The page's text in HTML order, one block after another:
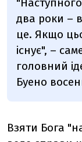
два роки – в
це. Якщо
існує", –
головний
Буено
Взяти Бога